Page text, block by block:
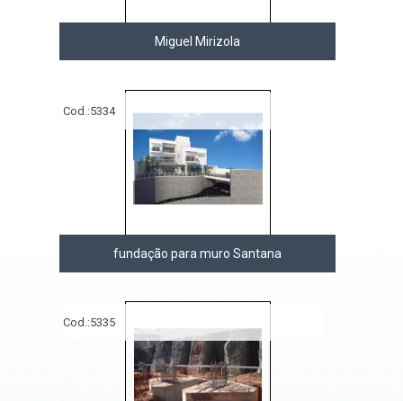
Miguel Mirizola
Cod.:5334
fundação para muro Santana
Cod.:5335